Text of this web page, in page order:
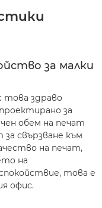
за малки
това здраво
за
обем на печат
свързване към
на печат,
на
това е
офис.